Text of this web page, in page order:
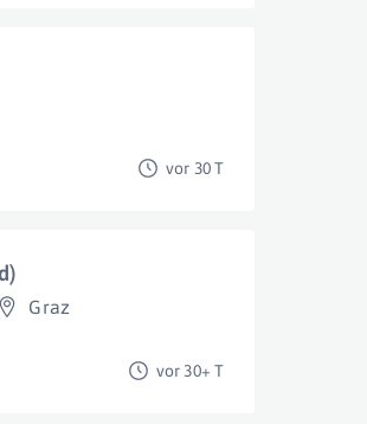
vor 30 T
Graz
vor 30+ T